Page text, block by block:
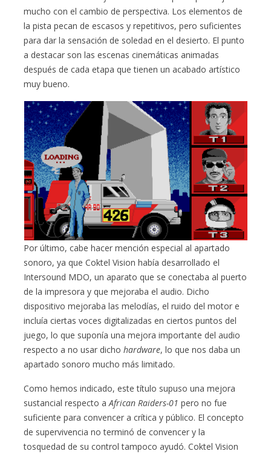
mucho con el cambio de perspectiva. Los elementos de
la pista pecan de escasos y repetitivos, pero suficientes
para dar la sensación de soledad en el desierto. El punto
a destacar son las escenas cinemáticas animadas
después de cada etapa que tienen un acabado artístico
muy bueno.
Por último, cabe hacer mención especial al apartado
sonoro, ya que Coktel Vision había desarrollado el
Intersound MDO, un aparato que se conectaba al puerto
de la impresora y que mejoraba el audio. Dicho
dispositivo mejoraba las melodías, el ruido del motor e
incluía ciertas voces digitalizadas en ciertos puntos del
juego, lo que suponía una mejora importante del audio
respecto a no usar dichohardware, lo que nos daba un
apartado sonoro mucho más limitado.
Como hemos indicado, este título supuso una mejora
sustancial respecto aAfrican Raiders-01 pero no fue
suficiente para convencer a crítica y público. El concepto
de supervivencia no terminó de convencer y la
tosquedad de su control tampoco ayudó. Coktel Vision